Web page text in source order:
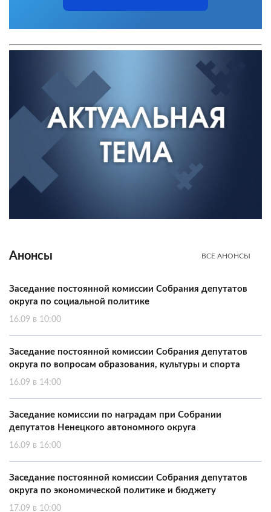
Анонсы ВСЕ АНОНСЫ
Заседание постоянной комиссии Собрания депутатов
округа по социальной политике
16.09 в 10:00
Заседание постоянной комиссии Собрания депутатов
округа по вопросам образования, культуры и спорта
16.09 в 14:00
Заседание комиссии по наградам при Собрании
депутатов Ненецкого автономного округа
16.09 в 16:00
Заседание постоянной комиссии Собрания депутатов
округа по экономической политике и бюджету
17.09 в 10:00